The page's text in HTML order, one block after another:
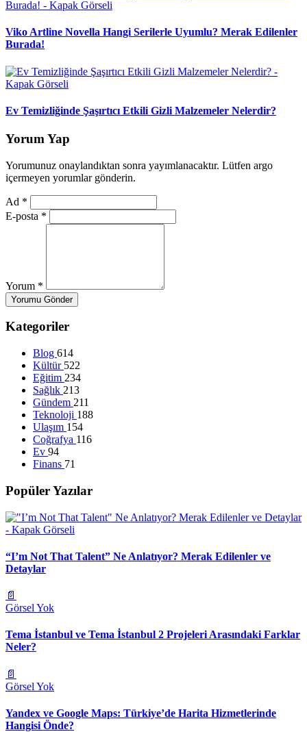
Viko Artline Novella Hangi Serilerle Uyumlu? Merak Edilenler
Burada!
Ev Temizliğinde Şaşırtıcı Etkili Gizli Malzemeler Nelerdir?
Yorum Yap
Yorumunuz onaylandıktan sonra yayımlanacaktır. Lütfen argo
içermeyen yorumlar gönderin.
Ad *
E-posta *
Yorum *
Yorumu Gönder
Kategoriler
Blog 614
Kültür 522
Eğitim 234
Sağlık 213
Gündem 211
Teknoloji 188
Ulaşım 154
Coğrafya 116
Ev 94
Finans 71
Popüler Yazılar
“I’m Not That Talent” Ne Anlatıyor? Merak Edilenler ve
Detaylar
📄
Görsel Yok
Tema İstanbul ve Tema İstanbul 2 Projeleri Arasındaki Farklar
Neler?
📄
Görsel Yok
Yandex ve Google Maps: Türkiye’de Harita Hizmetlerinde
Hangisi Önde?